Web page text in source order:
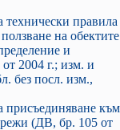
технически правила
на обектите
и
2004 г.; изм. и
без посл. изм.,
присъединяване към
(ДВ, бр. 105 от